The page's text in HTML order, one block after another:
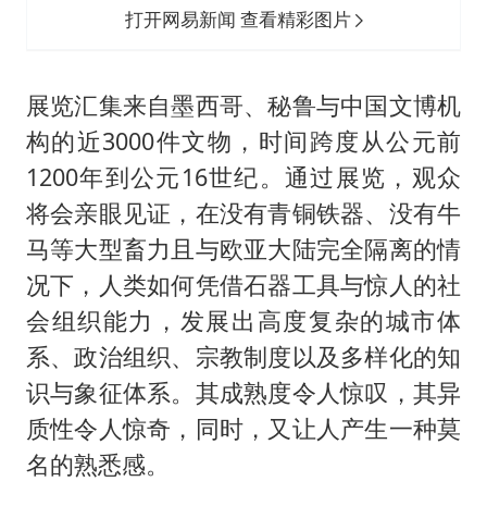
打开网易新闻 查看精彩图片
展览汇集来自墨西哥、秘鲁与中国文博机
构的近3000件文物，时间跨度从公元前
1200年到公元16世纪。通过展览，观众
将会亲眼见证，在没有青铜铁器、没有牛
马等大型畜力且与欧亚大陆完全隔离的情
况下，人类如何凭借石器工具与惊人的社
会组织能力，发展出高度复杂的城市体
系、政治组织、宗教制度以及多样化的知
识与象征体系。其成熟度令人惊叹，其异
质性令人惊奇，同时，又让人产生一种莫
名的熟悉感。